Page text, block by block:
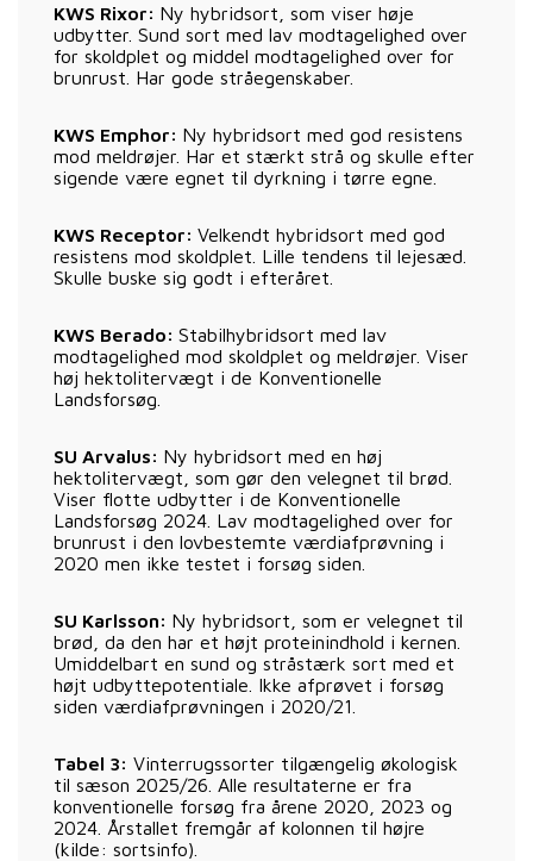
KWS Rixor: Ny hybridsort, som viser høje
udbytter. Sund sort med lav modtagelighed over
for skoldplet og middel modtagelighed over for
brunrust. Har gode stråegenskaber.
KWS Emphor: Ny hybridsort med god resistens
mod meldrøjer. Har et stærkt strå og skulle efter
sigende være egnet til dyrkning i tørre egne.
KWS Receptor: Velkendt hybridsort med god
resistens mod skoldplet. Lille tendens til lejesæd.
Skulle buske sig godt i efteråret.
KWS Berado: Stabilhybridsort med lav
modtagelighed mod skoldplet og meldrøjer. Viser
høj hektolitervægt i de Konventionelle
Landsforsøg.
SU Arvalus: Ny hybridsort med en høj
hektolitervægt, som gør den velegnet til brød.
Viser flotte udbytter i de Konventionelle
Landsforsøg 2024. Lav modtagelighed over for
brunrust i den lovbestemte værdiafprøvning i
2020 men ikke testet i forsøg siden.
SU Karlsson: Ny hybridsort, som er velegnet til
brød, da den har et højt proteinindhold i kernen.
Umiddelbart en sund og stråstærk sort med et
højt udbyttepotentiale. Ikke afprøvet i forsøg
siden værdiafprøvningen i 2020/21.
Tabel 3: Vinterrugssorter tilgængelig økologisk
til sæson 2025/26. Alle resultaterne er fra
konventionelle forsøg fra årene 2020, 2023 og
2024. Årstallet fremgår af kolonnen til højre
(kilde: sortsinfo).